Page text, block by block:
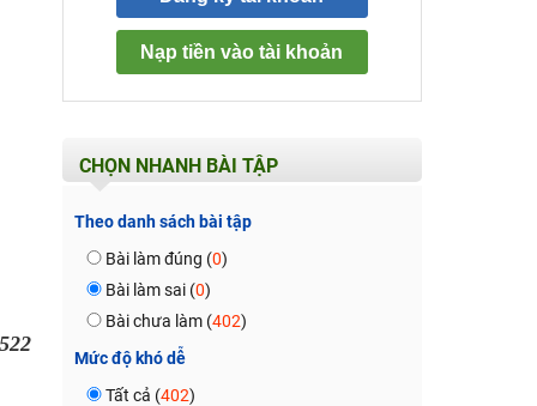
Nạp tiền vào tài khoản
CHỌN NHANH BÀI TẬP
Theo danh sách bài tập
Bài làm đúng (0)
Bài làm sai (0)
Bài chưa làm (402)
Mức độ khó dễ
Tất cả (402)